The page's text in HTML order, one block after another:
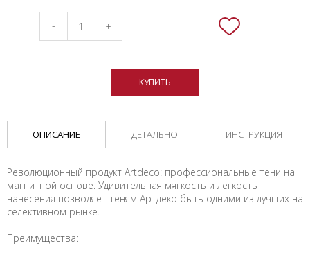
- +
КУПИТЬ
ОПИСАНИЕ ДЕТАЛЬНО ИНСТРУКЦИЯ
Революционный продукт Artdeco: профессиональные тени на
магнитной основе. Удивительная мягкость и легкость
нанесения позволяет теням Артдеко быть одними из лучших на
селективном рынке.
Преимущества: